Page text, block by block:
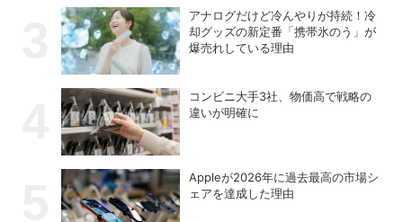
アナログだけど冷んやりが持続！冷
却グッズの新定番「携帯氷のう」が
爆売れしている理由
コンビニ大手3社、物価高で戦略の
違いが明確に
Appleが2026年に過去最⾼の市場シ
ェアを達成した理由